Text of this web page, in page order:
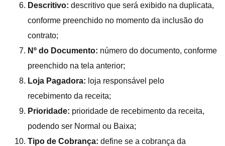
Descritivo: descritivo que será exibido na duplicata,
conforme preenchido no momento da inclusão do
contrato;
Nº do Documento: número do documento, conforme
preenchido na tela anterior;
Loja Pagadora: loja responsável pelo
recebimento da receita;
Prioridade: prioridade de recebimento da receita,
podendo ser Normal ou Baixa;
Tipo de Cobrança: define se a cobrança da